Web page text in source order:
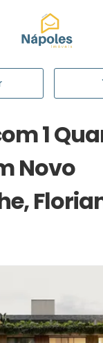
Página inicial
1
Novo